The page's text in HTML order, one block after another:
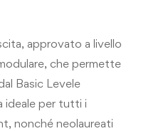
approvato a livello
che permette
Basic Levele
ideale per tutti i
nonché neolaureati